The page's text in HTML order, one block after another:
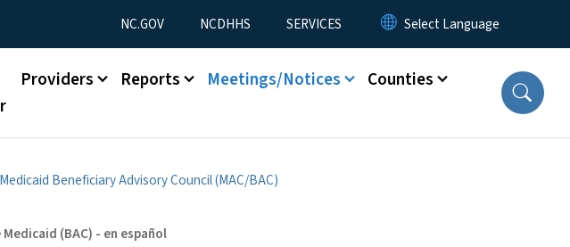
Utility Menu
NC.GOV NCDHHS SERVICES
Providers Reports Meetings/Notices Counties
Beneficiary Advisory Council (MAC/BAC)
(BAC) - en español